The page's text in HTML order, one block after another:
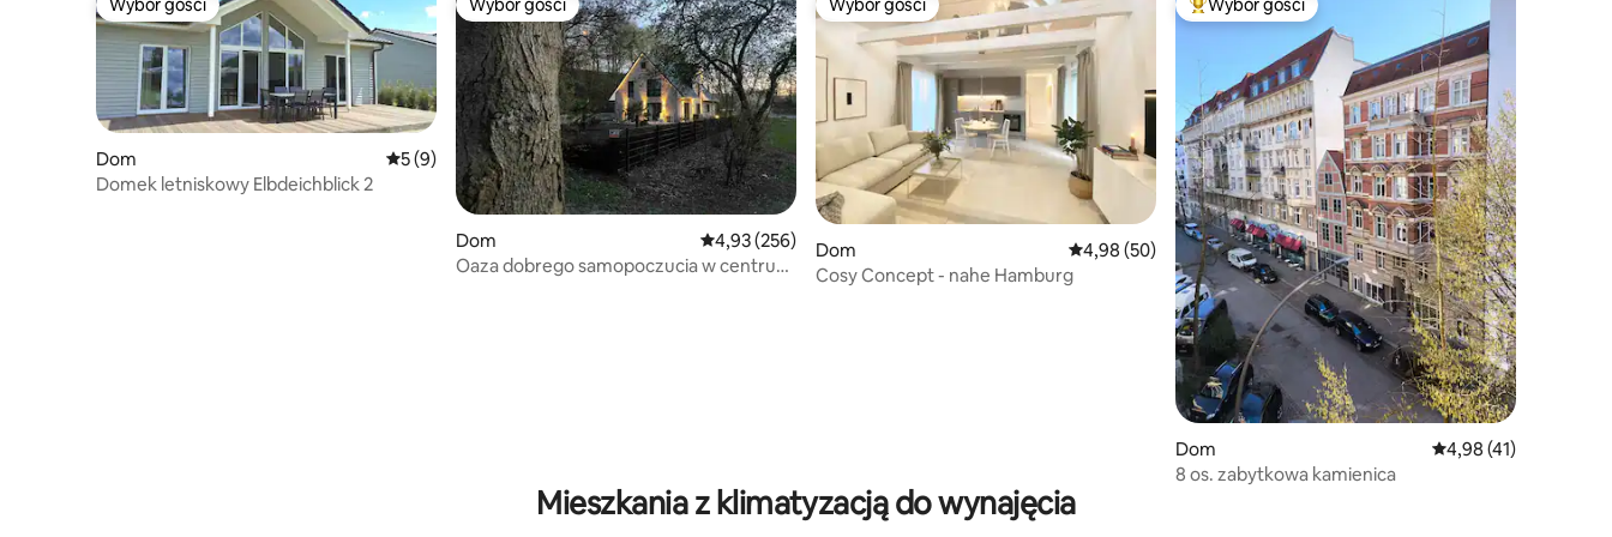
Wybór gości
Wybór gości
Dom Średnia ocena: 5 na 5, liczba recenzji: 9
5 (9)
Domek letniskowy Elbdeichblick 2
Wybór gości
Wybór gości
Dom Średnia ocena: 4,93 na 5, liczba recenzji: 256
4,93 (256)
Oaza dobrego samopoczucia w centrum
Wybór gości
Wybór gości
Dom Średnia ocena: 4,98 na 5, liczba recenzji: 50
4,98 (50)
Cosy Concept - nahe Hamburg
Najpopularniejsze z kategorii Wybór gości
Wybór gości
Dom Średnia ocena: 4,98
4,98 (41)
8 os. zabytkowa kamienica
Mieszkania z klimatyzacją do wynajęcia